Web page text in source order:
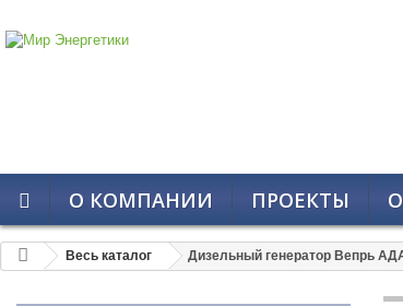
О КОМПАНИИ ПРОЕКТЫ
Весь каталог Дизельный генератор Вепрь